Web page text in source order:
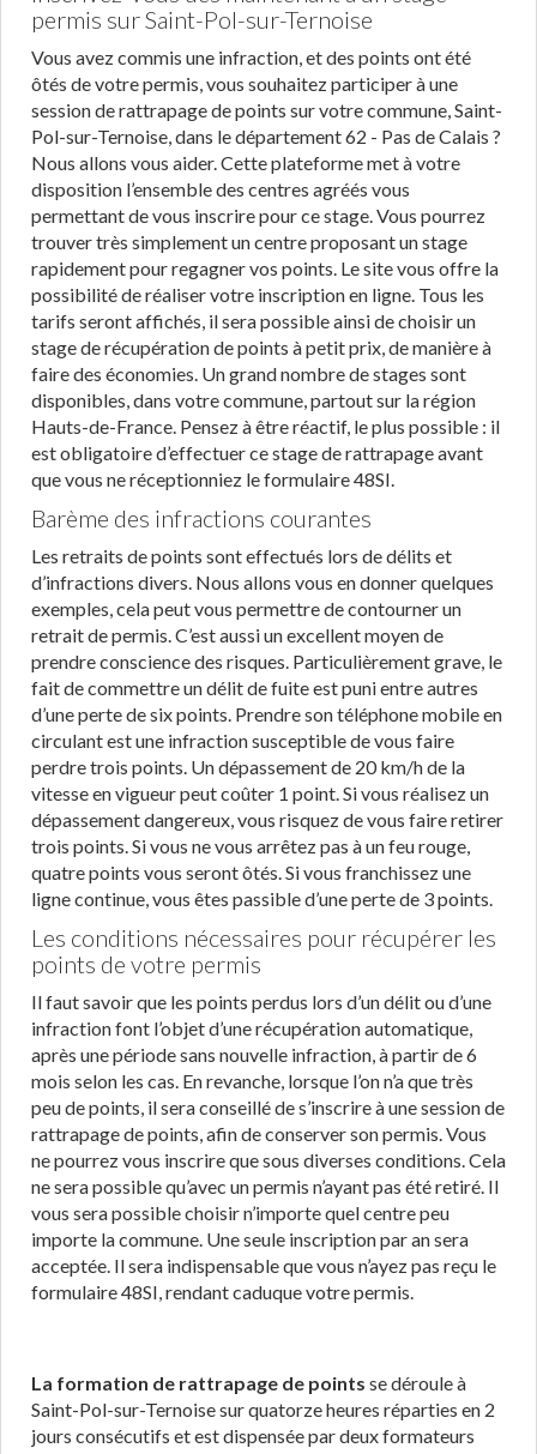
permis sur Saint-Pol-sur-Ternoise
Vous avez commis une infraction, et des points ont été
ôtés de votre permis, vous souhaitez participer à une
session de rattrapage de points sur votre commune, Saint-
Pol-sur-Ternoise, dans le département 62 - Pas de Calais ?
Nous allons vous aider. Cette plateforme met à votre
disposition l’ensemble des centres agréés vous
permettant de vous inscrire pour ce stage. Vous pourrez
trouver très simplement un centre proposant un stage
rapidement pour regagner vos points. Le site vous offre la
possibilité de réaliser votre inscription en ligne. Tous les
tarifs seront affichés, il sera possible ainsi de choisir un
stage de récupération de points à petit prix, de manière à
faire des économies. Un grand nombre de stages sont
disponibles, dans votre commune, partout sur la région
Hauts-de-France. Pensez à être réactif, le plus possible : il
est obligatoire d’effectuer ce stage de rattrapage avant
que vous ne réceptionniez le formulaire 48SI.
Barème des infractions courantes
Les retraits de points sont effectués lors de délits et
d’infractions divers. Nous allons vous en donner quelques
exemples, cela peut vous permettre de contourner un
retrait de permis. C’est aussi un excellent moyen de
prendre conscience des risques. Particulièrement grave, le
fait de commettre un délit de fuite est puni entre autres
d’une perte de six points. Prendre son téléphone mobile en
circulant est une infraction susceptible de vous faire
perdre trois points. Un dépassement de 20 km/h de la
vitesse en vigueur peut coûter 1 point. Si vous réalisez un
dépassement dangereux, vous risquez de vous faire retirer
trois points. Si vous ne vous arrêtez pas à un feu rouge,
quatre points vous seront ôtés. Si vous franchissez une
ligne continue, vous êtes passible d’une perte de 3 points.
Les conditions nécessaires pour récupérer les
points de votre permis
Il faut savoir que les points perdus lors d’un délit ou d’une
infraction font l’objet d’une récupération automatique,
après une période sans nouvelle infraction, à partir de 6
mois selon les cas. En revanche, lorsque l’on n’a que très
peu de points, il sera conseillé de s’inscrire à une session de
rattrapage de points, afin de conserver son permis. Vous
ne pourrez vous inscrire que sous diverses conditions. Cela
ne sera possible qu’avec un permis n’ayant pas été retiré. Il
vous sera possible choisir n’importe quel centre peu
importe la commune. Une seule inscription par an sera
acceptée. Il sera indispensable que vous n’ayez pas reçu le
formulaire 48SI, rendant caduque votre permis.
La formation de rattrapage de points se déroule à
Saint-Pol-sur-Ternoise sur quatorze heures réparties en 2
jours consécutifs et est dispensée par deux formateurs